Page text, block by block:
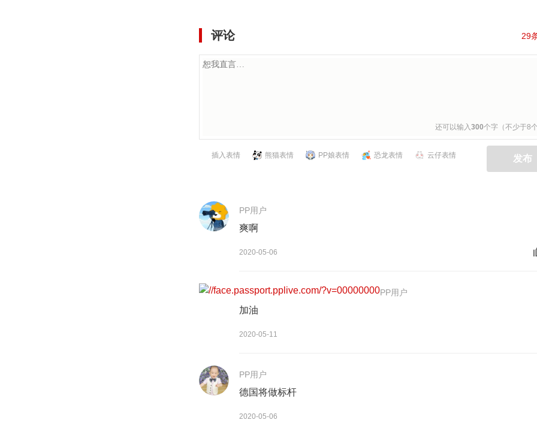
评论 29
还可以输入 300个字（不少于8个
发布
插入表情 熊猫表情 PP娘表情 恐龙表情 云仔表情
PP用户
爽啊
2020-05-06
PP用户
加油
2020-05-11
PP用户
德国将做标杆
2020-05-06